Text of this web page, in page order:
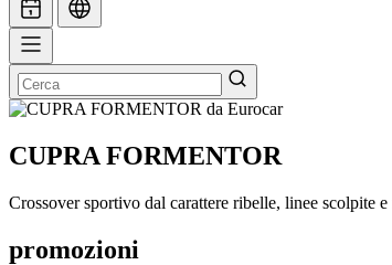
CUPRA FORMENTOR
Crossover sportivo dal carattere ribelle, linee scolpite
promozioni